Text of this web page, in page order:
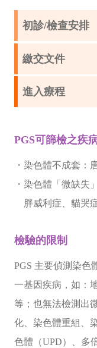
初診/檢查安排
繳交文件
進入療程
PGS可篩檢之疾
・染色體不成套：
・染色體「微缺失
胖威利症、貓哭
檢驗的限制
PGS 主要偵測染色
一基因疾病，如：
等；也無法檢測出
化、染色體重組、
色體（UPD）、多